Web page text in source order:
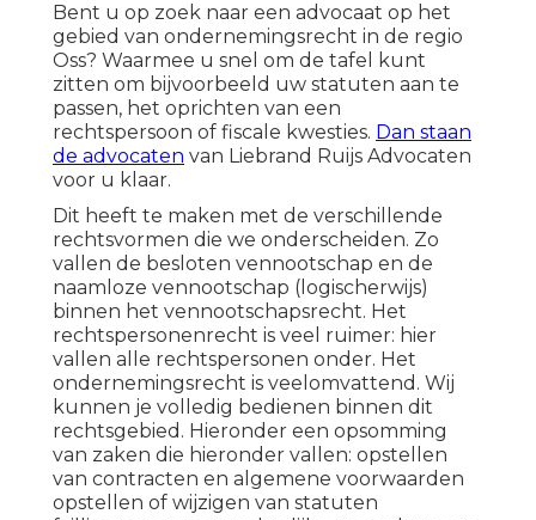
Bent u op zoek naar een advocaat op het
gebied van ondernemingsrecht in de regio
Oss? Waarmee u snel om de tafel kunt
zitten om bijvoorbeeld uw statuten aan te
passen, het oprichten van een
rechtspersoon of fiscale kwesties. Dan staan
de advocaten van Liebrand Ruijs Advocaten
voor u klaar.
Dit heeft te maken met de verschillende
rechtsvormen die we onderscheiden. Zo
vallen de besloten vennootschap en de
naamloze vennootschap (logischerwijs)
binnen het vennootschapsrecht. Het
rechtspersonenrecht is veel ruimer: hier
vallen alle rechtspersonen onder. Het
ondernemingsrecht is veelomvattend. Wij
kunnen je volledig bedienen binnen dit
rechtsgebied. Hieronder een opsomming
van zaken die hieronder vallen: opstellen
van contracten en algemene voorwaarden
opstellen of wijzigen van statuten